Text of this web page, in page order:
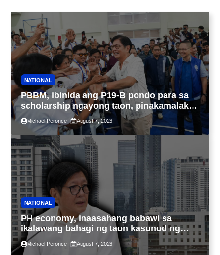
NATIONAL
PBBM, ibinida ang P19-B pondo para sa
scholarship ngayong taon, pinakamalaki
sa kasaysayan ng TESDA
Michael Peronce August 7, 2026
NATIONAL
PH economy, inaasahang babawi sa
ikalawang bahagi ng taon kasunod ng
2.3% GDP dulot ng Middle East war,
pagkaantala ng public construction
Michael Peronce August 7, 2026